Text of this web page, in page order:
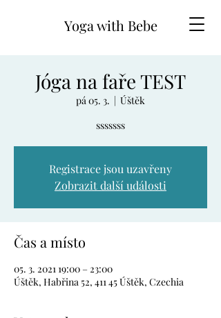
Yoga with Bebe
Jóga na faře TEST
pá 05. 3.
  |
Úštěk
sssssss
Registrace jsou uzavřeny
Zobrazit další události
Čas a místo
05. 3. 2021 19:00 – 23:00
Úštěk, Habřina 52, 411 45 Úštěk, Czechia